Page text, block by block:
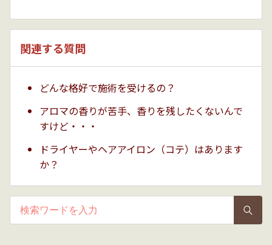
関連する質問
どんな格好で施術を受けるの？
アロマの香りが苦手、香りを残したくないんで
すけど・・・
ドライヤーやヘアアイロン（コテ）はあります
か？